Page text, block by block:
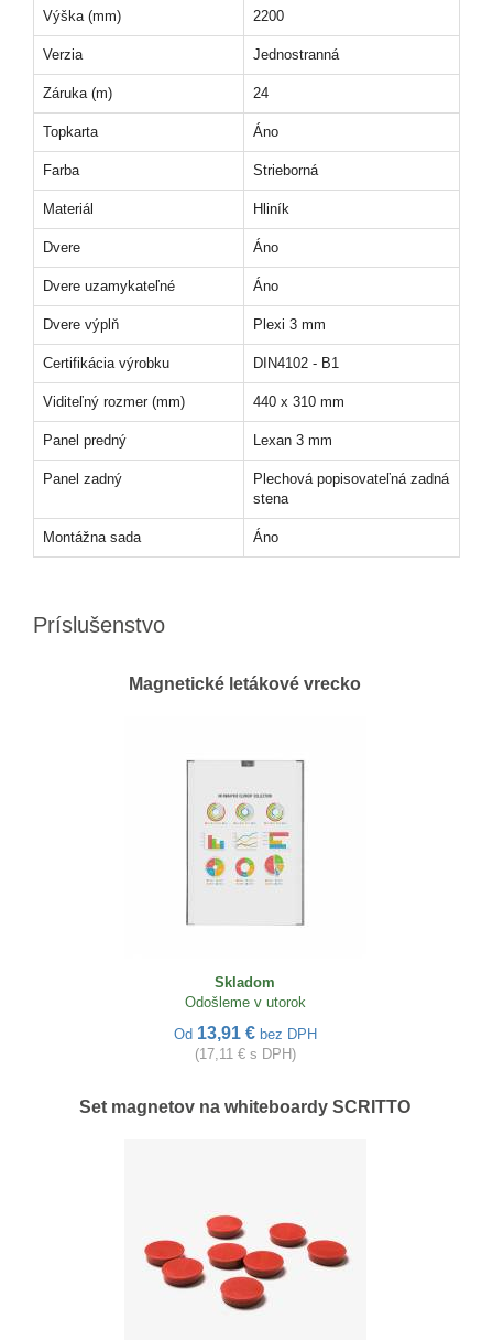
Výška (mm) 2200
Verzia Jednostranná
Záruka (m) 24
Topkarta Áno
Farba Strieborná
Materiál Hliník
Dvere Áno
Dvere uzamykateľné Áno
Dvere výplň Plexi 3 mm
Certifikácia výrobku DIN4102 - B1
Viditeľný rozmer (mm) 440 x 310 mm
Panel predný Lexan 3 mm
Panel zadný
Plechová popisovateľná zadná
stena
Montážna sada Áno
Príslušenstvo
Magnetické letákové vrecko
Skladom
Odošleme v utorok
Od 13,91 € bez DPH
(17,11 € s DPH)
Set magnetov na whiteboardy SCRITTO